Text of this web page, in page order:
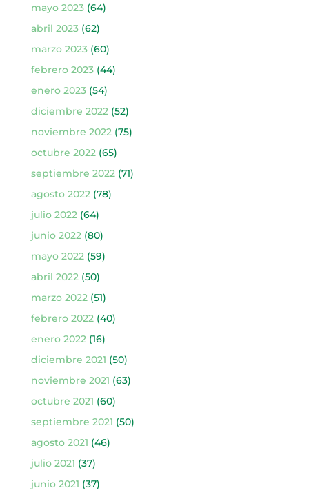
mayo 2023(64)
abril 2023(62)
marzo 2023(60)
febrero 2023(44)
enero 2023(54)
diciembre 2022(52)
noviembre 2022(75)
octubre 2022(65)
septiembre 2022(71)
agosto 2022(78)
julio 2022(64)
junio 2022(80)
mayo 2022(59)
abril 2022(50)
marzo 2022(51)
febrero 2022(40)
enero 2022(16)
diciembre 2021 (50)
noviembre 2021 (63)
octubre 2021 (60)
septiembre 2021 (50)
agosto 2021 (46)
julio 2021 (37)
junio 2021 (37)